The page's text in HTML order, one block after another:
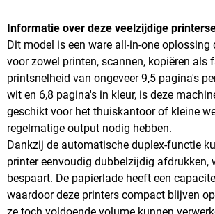
Informatie over deze veelzijdige
Dit model is een ware all-in-one oplossing
voor zowel printen, scannen, kopiëren als
printsnelheid van ongeveer 9,5 pagina's
wit en 6,8 pagina's in kleur, is deze
geschikt voor het thuiskantoor of kleine
regelmatige output nodig hebben.
Dankzij de automatische duplex-functie
printer eenvoudig dubbelzijdig afdrukken,
bespaart. De papierlade heeft een
waardoor deze printers compact blijven